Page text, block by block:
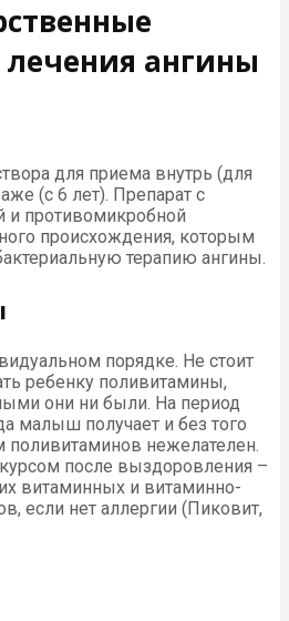
лечения ангины
для приема внутрь (для
(с 6 лет). Препарат с
и противомикробной
происхождения, которым
терапию ангины.
порядке. Не стоит
ребенку поливитамины,
они ни были. На период
малыш получает и без того
поливитаминов нежелателен.
после выздоровления –
витаминных и витаминно-
если нет аллергии (Пиковит,